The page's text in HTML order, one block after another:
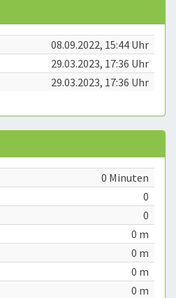
08.09.2022, 15:44 Uhr
29.03.2023, 17:36 Uhr
29.03.2023, 17:36 Uhr
0 Minuten
0
0
0 m
0 m
0 m
0 m